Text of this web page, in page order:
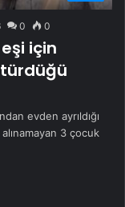
0 0
için
evden ayrıldığı
3 çocuk